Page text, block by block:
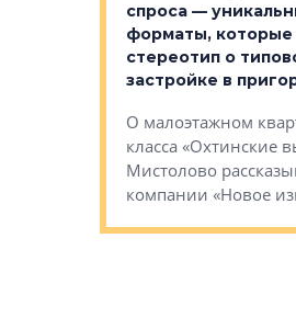
спроса —
форматы,
стереотип о
застройке в
О малоэтажном
класса «Охтинские
Мистолово
компании «Новое